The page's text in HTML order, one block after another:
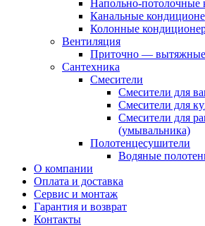
Напольно-потолочные
Канальные
Колонные
Вентиляция
Приточно — вытяжные
Сантехника
Смесители
Смесители для
Смесители для
Смесители для
(умывальника)
Полотенцесушители
Водяные
О компании
Оплата и доставка
Сервис и монтаж
Гарантия и возврат
Контакты